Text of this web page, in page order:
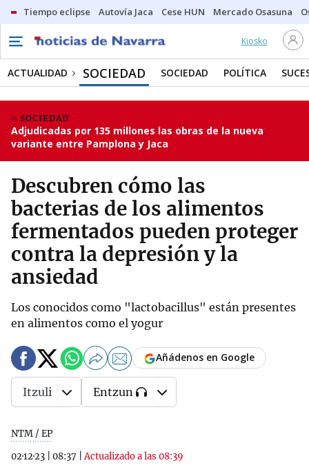
Tiempo eclipse Autovía Jaca Cese HUN Mercado Osasuna
Kiosko
ACTUALIDAD SOCIEDAD SOCIEDAD POLÍTICA
SOCIEDAD
Adjudicadas por 135 millones las obras de la nueva
variante entre Pamplona y Jaca
Descubren cómo las
bacterias de los alimentos
fermentados pueden proteger
contra la depresión y la
ansiedad
Los conocidos como "lactobacillus" están presentes
en alimentos como el yogur
NTM / EP
02·12·23
08:37 |Actualizado a las 08:39
Añádenos en Google
Itzuli Entzun